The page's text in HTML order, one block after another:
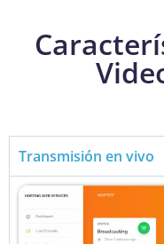
Transmisión en vivo